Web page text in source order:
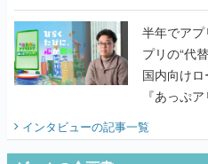
うこだわ
半年でアプリ
プリの“代
国内向け
『あっぷ
てみた
インタビューの記事一覧